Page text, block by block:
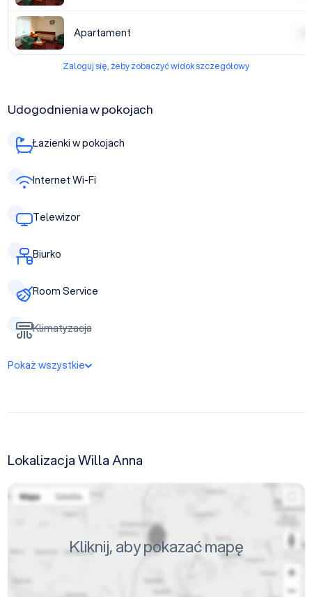
Apartament
Zaloguj się, żeby zobaczyć widok szczegółowy
Udogodnienia w pokojach
Łazienki w pokojach
Internet Wi-Fi
Telewizor
Biurko
Room Service
Klimatyzacja
Pokaż wszystkie
Lokalizacja Willa Anna
Kliknij, aby pokazać mapę